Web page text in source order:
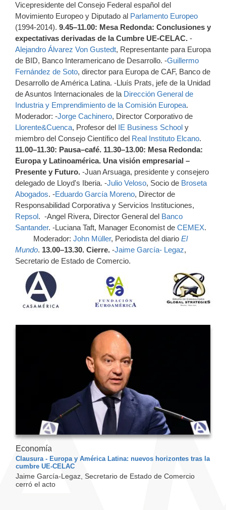
Vicepresidente del Consejo Federal español del
Movimiento Europeo y Diputado al Parlamento Europeo
(1994-2014). 9.45–11.00: Mesa Redonda: Conclusiones y
expectativas derivadas de la Cumbre UE-CELAC. -
Alejandro Álvarez Von Gustedt, Representante para Europa
de BID, Banco Interamericano de Desarrollo. -Guillermo
Fernández de Soto, director para Europa de CAF, Banco de
Desarrollo de América Latina. -Lluís Prats, jefe de la Unidad
de Asuntos Internacionales de la Dirección General de
Industria y Emprendimiento de la Comisión Europea.
Moderador: -Jorge Cachinero, Director Corporativo de
Llorente&Cuenca, Profesor del IE Business School y
miembro del Consejo Científico del Real Instituto Elcano.
11.00–11.30: Pausa–café. 11.30–13.00: Mesa Redonda:
Europa y Latinoamérica. Una visión empresarial –
Presente y Futuro. -Juan Arsuaga, presidente y consejero
delegado de Lloyd's Iberia. -Julio Veloso, Socio de Broseta
Abogados. -Eduardo García Moreno, Director de
Responsabilidad Corporativa y Servicios Instituciones,
Repsol. -Angel Rivera, Director General del Banco
Santander. -Luciana Taft, Manager Economist de CEMEX.
Moderador: John Müller, Periodista del diario El
Mundo. 13.00–13.30. Cierre. -Jaime García- Legaz,
Secretario de Estado de Comercio.
Economía
Clausura - Europa y América Latina: nuevos horizontes tras la
cumbre UE-CELAC
Jaime García-Legaz, Secretario de Estado de Comercio
cerró el acto